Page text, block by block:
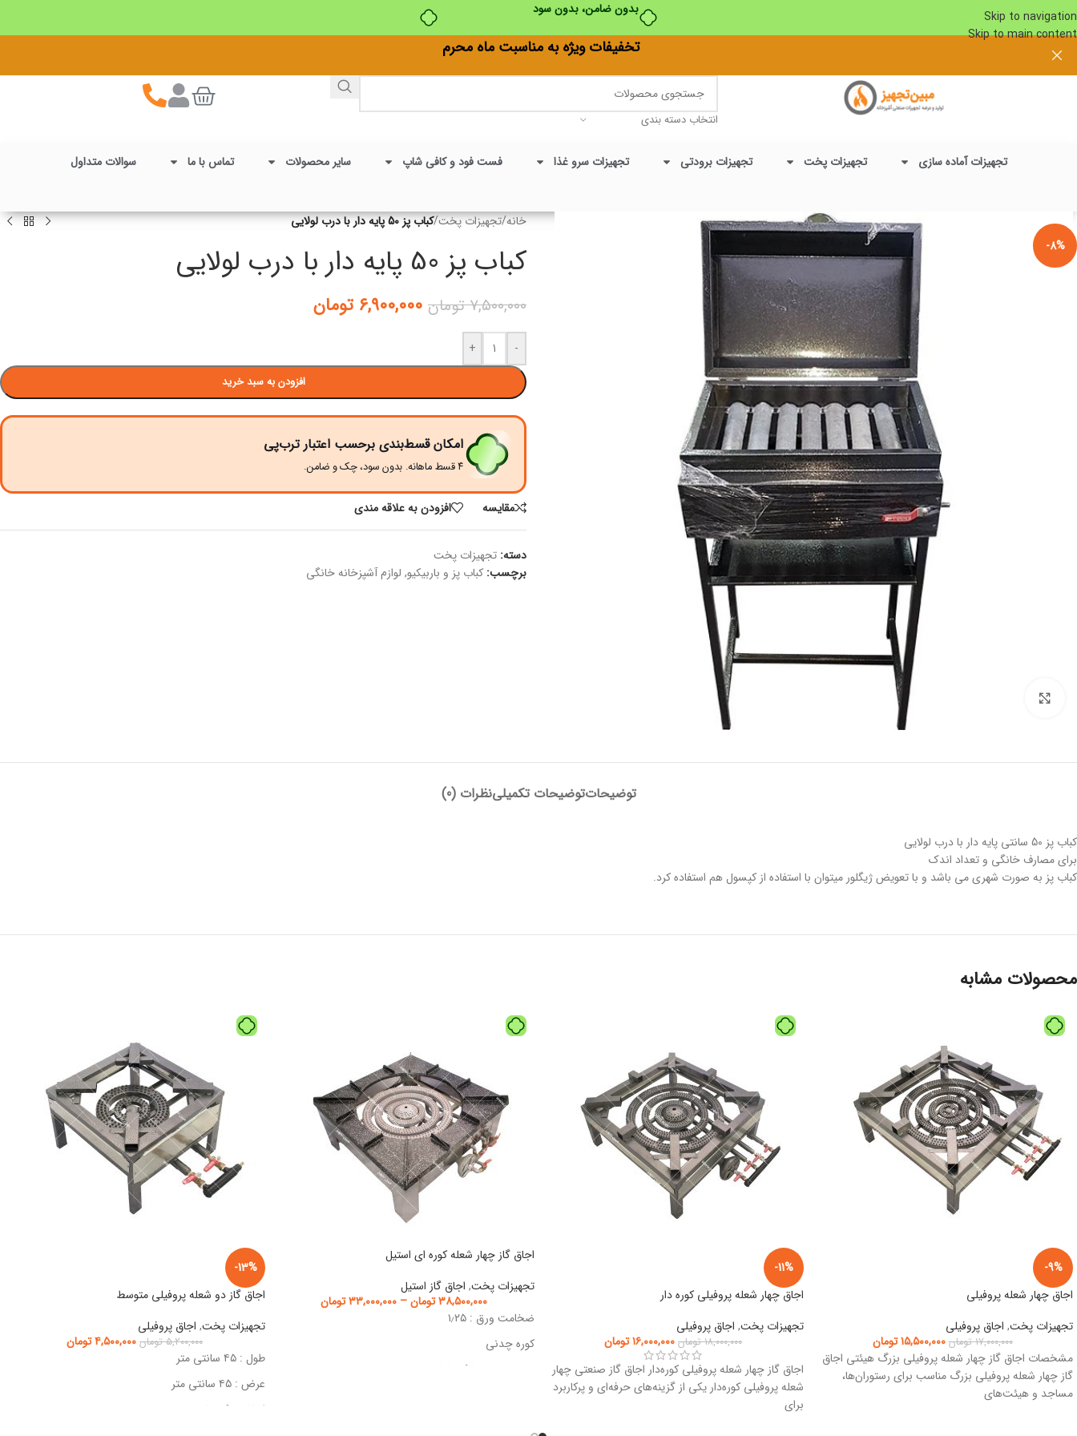
بدون ضامن، بدون سود
Skip to navigation
Skip to main content
تخفیفات ویژه به مناسبت ماه محرم
انتخاب دسته بندی
تجهیزات آماده سازی تجهیزات پخت تجهیزات برودتی تجهیزات سرو غذا فست فود و کافی شاپ سایر محصولات تماس با ما سوالات متداول
-8%
خانه/تجهیزات پخت/کباب پز 50 پایه دار با درب لولایی
کباب پز 50 پایه دار با درب لولایی
۷,۵۰۰,۰۰۰ تومان ۶,۹۰۰,۰۰۰ تومان
-
+
افزودن به سبد خرید
امکان قسط‌بندی برحسب اعتبار ترب‌پی
۴ قسط ماهانه. بدون سود، چک و ضامن.
مقايسه افزودن به علاقه مندی
دسته: تجهیزات پخت
برچسب: کباب پز و باربیکیو, لوازم آشپزخانه خانگی
توضیحاتتوضیحات تکمیلینظرات (0)
کباب پز 50 سانتی پایه دار با درب لولایی
برای مصارف خانگی و تعداد اندک
کباب پز به صورت شهری می باشد و با تعویض ژیگلور میتوان با استفاده از کپسول هم استفاده کرد.
محصولات مشابه
-9%
اجاق چهار شعله پروفیلی
تجهیزات پخت, اجاق پروفیلی
۱۷,۰۰۰,۰۰۰ تومان ۱۵,۵۰۰,۰۰۰ تومان
مشخصات اجاق گاز چهار شعله پروفیلی بزرگ هیئتی اجاق
گاز چهار شعله پروفیلی بزرگ مناسب برای رستوران‌ها،
مساجد و هیئت‌های
-11%
اجاق چهار شعله پروفیلی کوره دار
تجهیزات پخت, اجاق پروفیلی
۱۸,۰۰۰,۰۰۰ تومان ۱۶,۰۰۰,۰۰۰تومان
اجاق گاز چهار شعله پروفیلی کوره‌دار اجاق گاز صنعتی چهار
شعله پروفیلی کوره‌دار یکی از گزینه‌های حرفه‌ای و پرکاربرد
برای
اجاق گاز چهار شعله کوره ای استیل
تجهیزات پخت, اجاق گاز استیل
۳۸,۵۰۰,۰۰۰تومان– ۳۳,۰۰۰,۰۰۰تومان
ضخامت ورق : ۱٫۲۵
کوره چدنی
رویه چدنی نشکن لعابی
-13%
اجاق گاز دو شعله پروفیلی متوسط
تجهیزات پخت, اجاق پروفیلی
۵,۲۰۰,۰۰۰ تومان ۴,۵۰۰,۰۰۰تومان
طول : ۴۵ سانتی متر
عرض : ۴۵ سانتی متر
ارتفاع : ۲۹ سانتی متر